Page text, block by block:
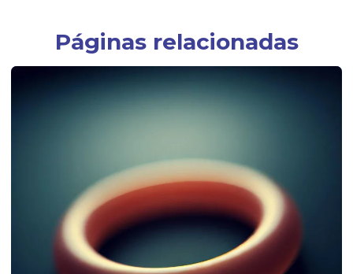
Fábrica de anel oring
Fábrica de borrachas automotivas
Fábrica de borrachas de silicone
Fábrica de diafragmas
Fábrica de guarnição de borracha
Páginas relacionadas